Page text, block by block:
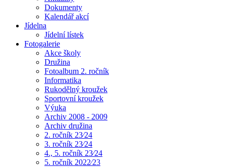
Dokumenty
Kalendář akcí
Jídelna
Jídelní lístek
Fotogalerie
Akce školy
Družina
Fotoalbum 2. ročník
Informatika
Rukodělný kroužek
Sportovní kroužek
Výuka
Archiv 2008 - 2009
Archiv družina
2. ročník 23⁄24
3. ročník 23⁄24
4., 5. ročník 23⁄24
5. ročník 2022⁄23